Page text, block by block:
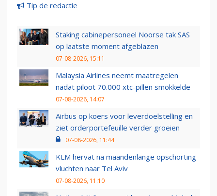
Tip de redactie
Staking cabinepersoneel Noorse tak SAS
op laatste moment afgeblazen
07-08-2026, 15:11
Malaysia Airlines neemt maatregelen
nadat piloot 70.000 xtc-pillen smokkelde
07-08-2026, 14:07
Airbus op koers voor leverdoelstelling en
ziet orderportefeuille verder groeien
07-08-2026, 11:44
KLM hervat na maandenlange opschorting
vluchten naar Tel Aviv
07-08-2026, 11:10